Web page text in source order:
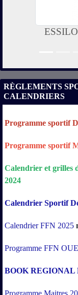
RÈGLEMENTS
CALENDRIERS
Programme sportif
Programme sportif
Calendrier et grilles
2024
Calendrier Sportif
Calendrier FFN 2025
Programme FFN
BOOK REGIONAL
Programme Maitres